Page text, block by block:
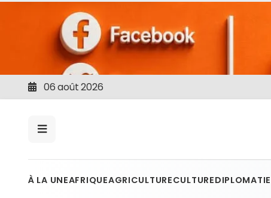
06 août 2026
À LA UNEAFRIQUEAGRICULTURECULTUREDIPLOMATIE